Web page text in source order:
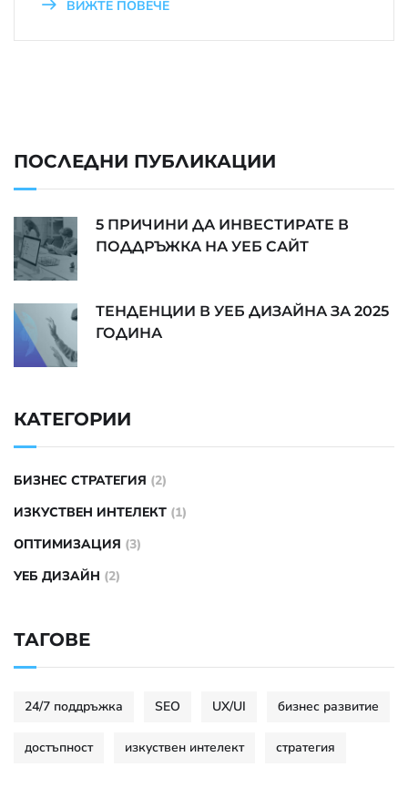
ВИЖТЕ ПОВЕЧЕ
ПОСЛЕДНИ ПУБЛИКАЦИИ
5 ПРИЧИНИ ДА ИНВЕСТИРАТЕ В
ПОДДРЪЖКА НА УЕБ САЙТ
ТЕНДЕНЦИИ В УЕБ ДИЗАЙНА ЗА 2025
ГОДИНА
КАТЕГОРИИ
БИЗНЕС СТРАТЕГИЯ (2)
ИЗКУСТВЕН ИНТЕЛЕКТ (1)
ОПТИМИЗАЦИЯ (3)
УЕБ ДИЗАЙН (2)
ТАГОВЕ
24/7 поддръжка SEO UX/UI бизнес развитие
достъпност изкуствен интелект стратегия